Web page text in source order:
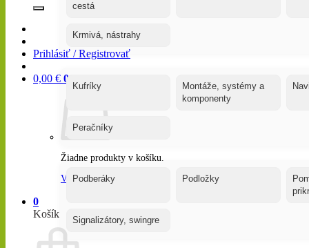
Prihlásiť / Registrovať
0,00 € 0
Žiadne produkty v košíku.
Vrátiť sa do obchodu
0
Košík
cestá
Krmivá, nástrahy
Kufríky
Montáže, systémy a
komponenty
Peračníky
Podberáky Podložky
Signalizátory, swingre